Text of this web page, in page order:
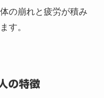
の崩れと疲労が積み
す。
の特徴